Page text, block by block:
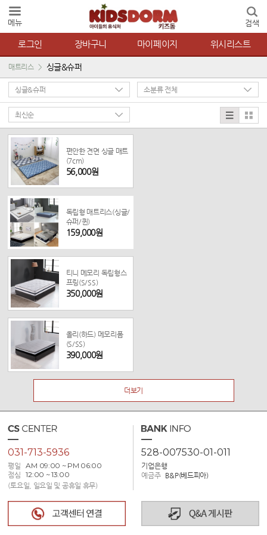
메뉴 검색
로그인 장바구니 마이페이지 위시리스트
매트리스 싱글&슈퍼
편안한 견면 싱글 매트
(7cm)
56,000원
독립형 매트리스(싱글/
슈퍼/퀸)
159,000원
티니 메모리 독립형스
프링(S/SS)
350,000원
올리(하드) 메모리폼
(S/SS)
390,000원
더보기
031-713-5936
평일
AM 09:00 ~ PM 06:00
점심
12:00 ~ 13:00
(토요일, 일요일 및 공휴일 휴무)
528-007530-01-011
기업은행
예금주
B&P(베드피아)